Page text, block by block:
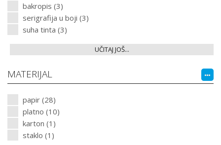
bakropis (3)
serigrafija u boji (3)
suha tinta (3)
UČITAJ JOŠ...
MATERIJAL
papir (28)
platno (10)
karton (1)
staklo (1)